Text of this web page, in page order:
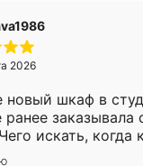
2026
новый шкаф в
ранее заказывала
искать, когда
Служит кухня